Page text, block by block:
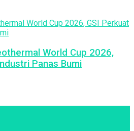
World Cup 2026,
Panas Bumi